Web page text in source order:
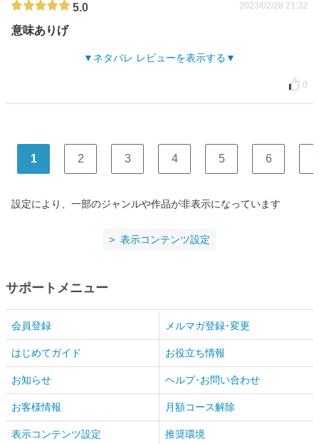
5.0 2023/02/28 21:32
意味ありげ
ネタバレ レビューを表示する
0
1 2 3 4 5 6 7
設定により、一部のジャンルや作品が非表示になっています
表示コンテンツ設定
サポートメニュー
会員登録 メルマガ登録･変更
はじめてガイド お役立ち情報
お知らせ ヘルプ･お問い合わせ
お客様情報 月額コース解除
表示コンテンツ設定 推奨環境